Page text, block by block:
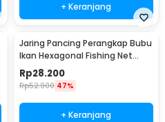
+ Keranjang
Jaring Pancing Perangkap Bubu
Ikan Hexagonal Fishing Net
Trap 8 Hole - Net001
Rp28.200
Rp52.900 47%
+ Keranjang